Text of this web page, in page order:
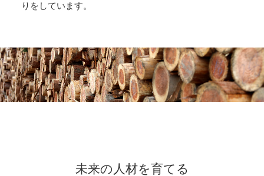
りをしています。
未来の人材を育てる